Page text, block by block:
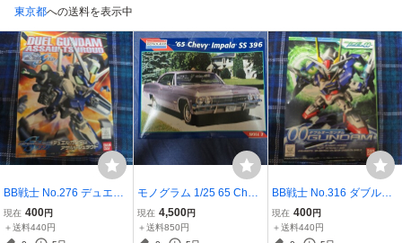
東京都への送料を表示中
BB戦士 No.276 デュエル
ガンダムアサルトシュラ
ウド （ノンスケール SD
現在 400円
＋送料440円
モノグラム 1/25 65 Chev
y Impala SS 396 プラモデ
ル
現在 4,500円
＋送料850円
BB戦士 No.316 ダブルオ
ーガンダム （ノンスケー
ル SDガンダム BB戦士 機
現在 400円
＋送料440円